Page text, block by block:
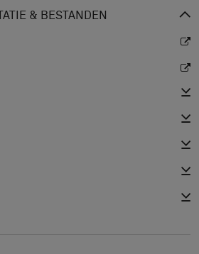
& BESTANDEN